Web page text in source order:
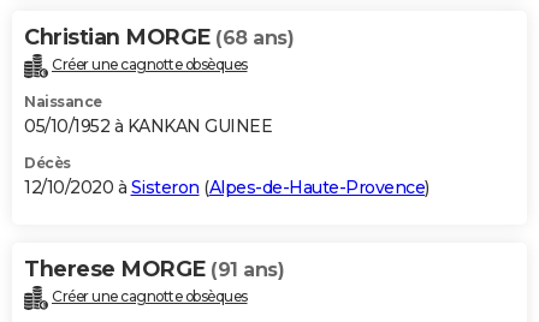
Christian MORGE (68 ans)
Créer une cagnotte obsèques
Naissance
05/10/1952 à KANKAN GUINEE
Décès
12/10/2020 à Sisteron (Alpes-de-Haute-Provence)
Therese MORGE (91 ans)
Créer une cagnotte obsèques